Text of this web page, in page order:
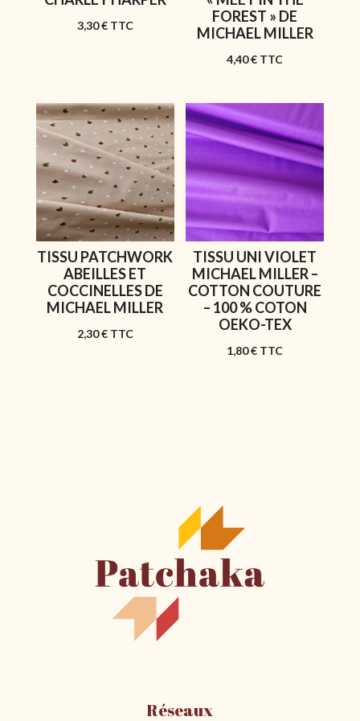
3,30€ TTC
FOREST » DE
MICHAEL MILLER
4,40€ TTC
TISSU PATCHWORK
ABEILLES ET
COCCINELLES DE
MICHAEL MILLER
2,30€ TTC
TISSU UNI VIOLET
MICHAEL MILLER –
COTTON COUTURE
– 100 % COTON
OEKO-TEX
1,80€ TTC
Réseaux